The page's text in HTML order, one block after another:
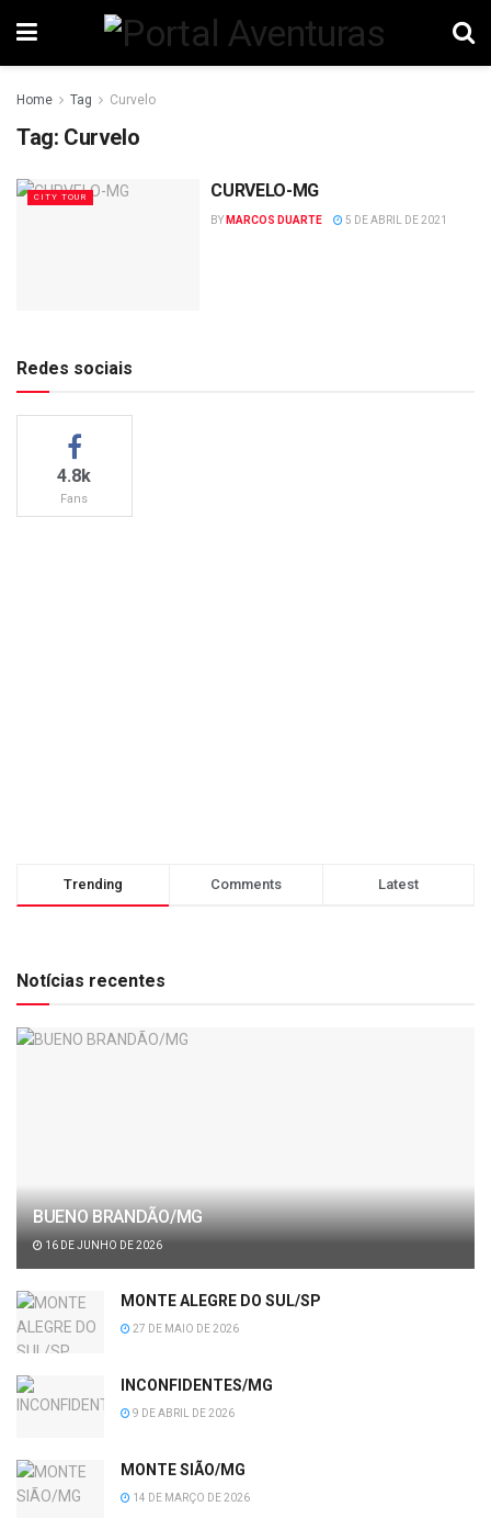
Home Tag Curvelo
Tag: Curvelo
CITY TOUR CURVELO-MG
BY MARCOS DUARTE 5 DE ABRIL DE 2021
Redes sociais
4.8k
Fans
Trending Comments Latest
Notícias recentes
BUENO BRANDÃO/MG
16 DE JUNHO DE 2026
MONTE ALEGRE DO SUL/SP
27 DE MAIO DE 2026
INCONFIDENTES/MG
9 DE ABRIL DE 2026
MONTE SIÃO/MG
14 DE MARÇO DE 2026